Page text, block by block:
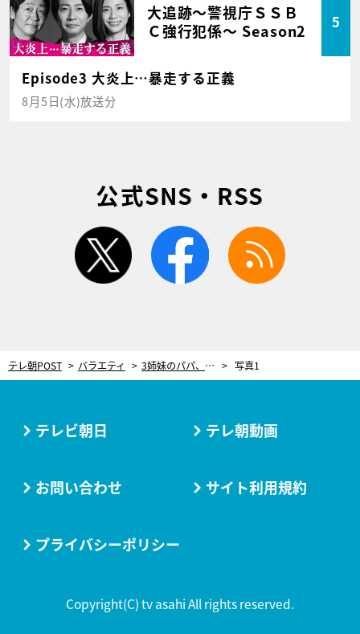
大追跡～警視庁ＳＳＢ
Ｃ強行犯係～ Season2
5
Episode3 大炎上…暴走する正義
8月5日(水)放送分
公式SNS・RSS
twitter facebook
テレ朝POST バラエティ 3姉妹のパパ、ジャンポケ太田「（子は）何人つくる？」という質問に…妻・近藤千尋も驚く回答！ 写真1
テレビ朝日 テレ朝動画
お問い合わせ サイト利用規約
プライバシーポリシー
Copyright(C) tv asahi All rights reserved.